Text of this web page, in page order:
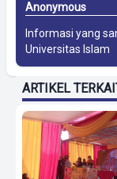
Anonymous
Informasi yang
Universitas Islam
ARTIKEL